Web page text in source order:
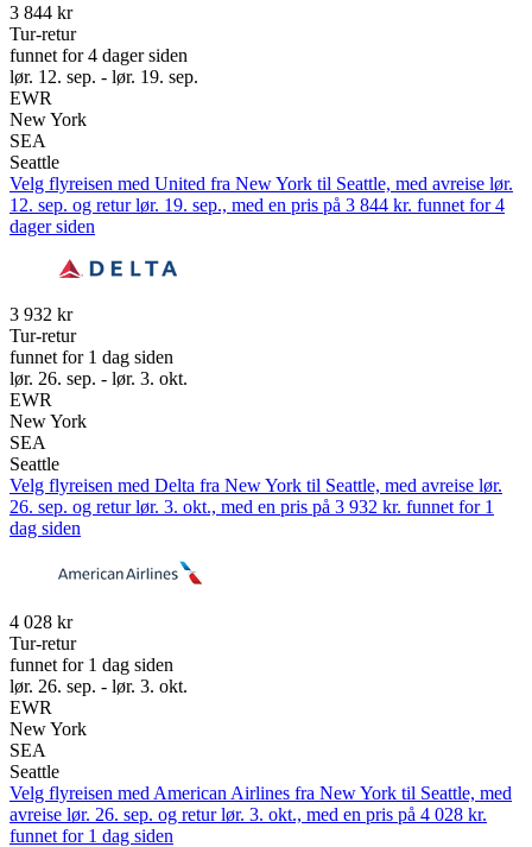
3 844 kr
Tur-retur
funnet for 4 dager siden
lør. 12. sep. - lør. 19. sep.
EWR
New York
SEA
Seattle
Velg flyreisen med United fra New York til Seattle, med avreise lør.
12. sep. og retur lør. 19. sep., med en pris på 3 844 kr. funnet for 4
dager siden
3 932 kr
Tur-retur
funnet for 1 dag siden
lør. 26. sep. - lør. 3. okt.
EWR
New York
SEA
Seattle
Velg flyreisen med Delta fra New York til Seattle, med avreise lør.
26. sep. og retur lør. 3. okt., med en pris på 3 932 kr. funnet for 1
dag siden
4 028 kr
Tur-retur
funnet for 1 dag siden
lør. 26. sep. - lør. 3. okt.
EWR
New York
SEA
Seattle
Velg flyreisen med American Airlines fra New York til Seattle, med
avreise lør. 26. sep. og retur lør. 3. okt., med en pris på 4 028 kr.
funnet for 1 dag siden